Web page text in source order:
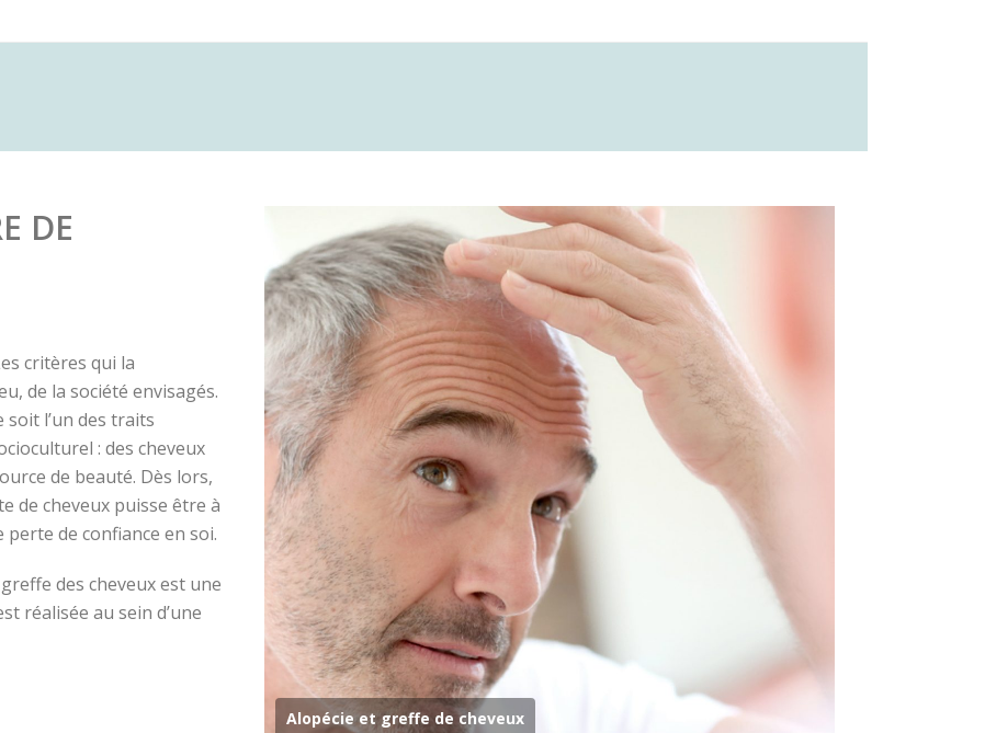
DE
critères qui la
de la société envisagés.
l’un des traits
: des cheveux
de beauté. Dès lors,
de cheveux puisse être à
de confiance en soi.
des cheveux est une
réalisée au sein d’une
Alopécie et greffe de cheveux